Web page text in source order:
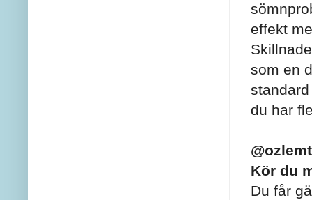
effekt
som en
du har
Kör du
Du får